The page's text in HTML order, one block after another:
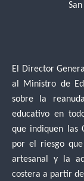
El Director
al Ministro de
sobre la
educativo en
que indiquen las
por el riesgo
artesanal y la
costera a partir